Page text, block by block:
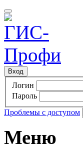
Вход
Логин
Пароль
Проблемы с доступом
Меню